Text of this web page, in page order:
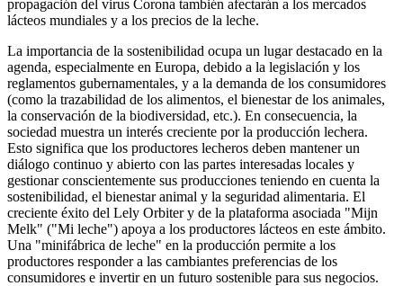
propagación del virus Corona también afectarán a los mercados
lácteos mundiales y a los precios de la leche.
La importancia de la sostenibilidad ocupa un lugar destacado en la
agenda, especialmente en Europa, debido a la legislación y los
reglamentos gubernamentales, y a la demanda de los consumidores
(como la trazabilidad de los alimentos, el bienestar de los animales,
la conservación de la biodiversidad, etc.). En consecuencia, la
sociedad muestra un interés creciente por la producción lechera.
Esto significa que los productores lecheros deben mantener un
diálogo continuo y abierto con las partes interesadas locales y
gestionar conscientemente sus producciones teniendo en cuenta la
sostenibilidad, el bienestar animal y la seguridad alimentaria. El
creciente éxito del Lely Orbiter y de la plataforma asociada "Mijn
Melk" ("Mi leche") apoya a los productores lácteos en este ámbito.
Una "minifábrica de leche" en la producción permite a los
productores responder a las cambiantes preferencias de los
consumidores e invertir en un futuro sostenible para sus negocios.